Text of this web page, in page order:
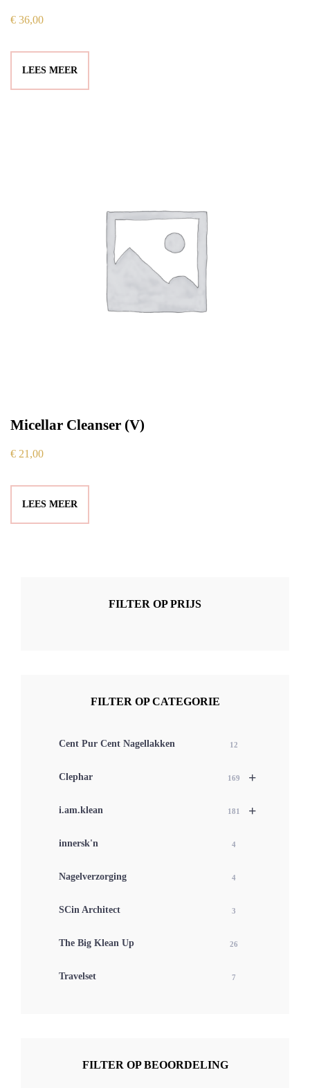
€ 36,00
LEES MEER
Micellar Cleanser (V)
€ 21,00
LEES MEER
FILTER OP PRIJS
FILTER OP CATEGORIE
Cent Pur Cent Nagellakken 12
+
Clephar 169
+
i.am.klean 181
innersk'n 4
Nagelverzorging 4
SCin Architect 3
The Big Klean Up 26
Travelset 7
FILTER OP BEOORDELING